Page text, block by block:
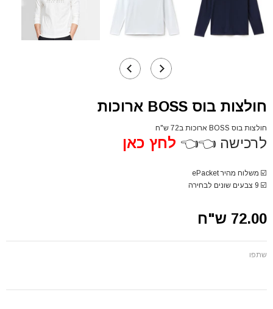
חולצות בוס BOSS ארוכות
חולצות בוס BOSS ארוכות ב72 ש"ח
לרכישה 👈👈 לחץ כאן
☑️ משלוח מהיר ePacket
☑️
72.00 ש"ח
שתפו